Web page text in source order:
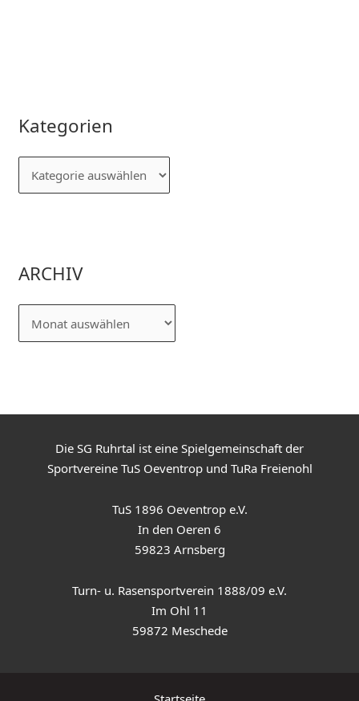
Kategorien
ARCHIV
Die SG Ruhrtal ist eine Spielgemeinschaft der
Sportvereine TuS Oeventrop und TuRa Freienohl
TuS 1896 Oeventrop e.V.
In den Oeren 6
59823 Arnsberg
Turn- u. Rasensportverein 1888/09 e.V.
Im Ohl 11
59872 Meschede